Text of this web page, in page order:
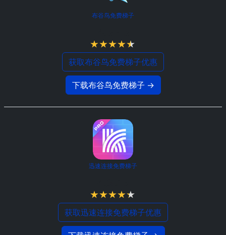
布谷鸟免费梯子
获取布谷鸟免费梯子优惠
下载布谷鸟免费梯子 →
迅速连接免费梯子
获取迅速连接免费梯子优惠